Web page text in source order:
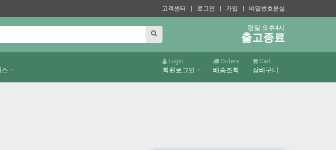
고객센터 | 로그인 | 가입 | 비밀번호분실
평일 오후4시
출고종료
스
Login
회원로그인
Orders
배송조회
Cart
장바구니